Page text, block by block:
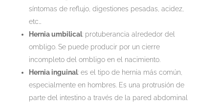
síntomas de reflujo, digestiones pesadas, acidez,
etc…
Hernia umbilical: protuberancia alrededor del
ombligo. Se puede producir por un cierre
incompleto del ombligo en el nacimiento.
Hernia inguinal: es el tipo de hernia más común,
especialmente en hombres. Es una protrusión de
parte del intestino a través de la pared abdominal